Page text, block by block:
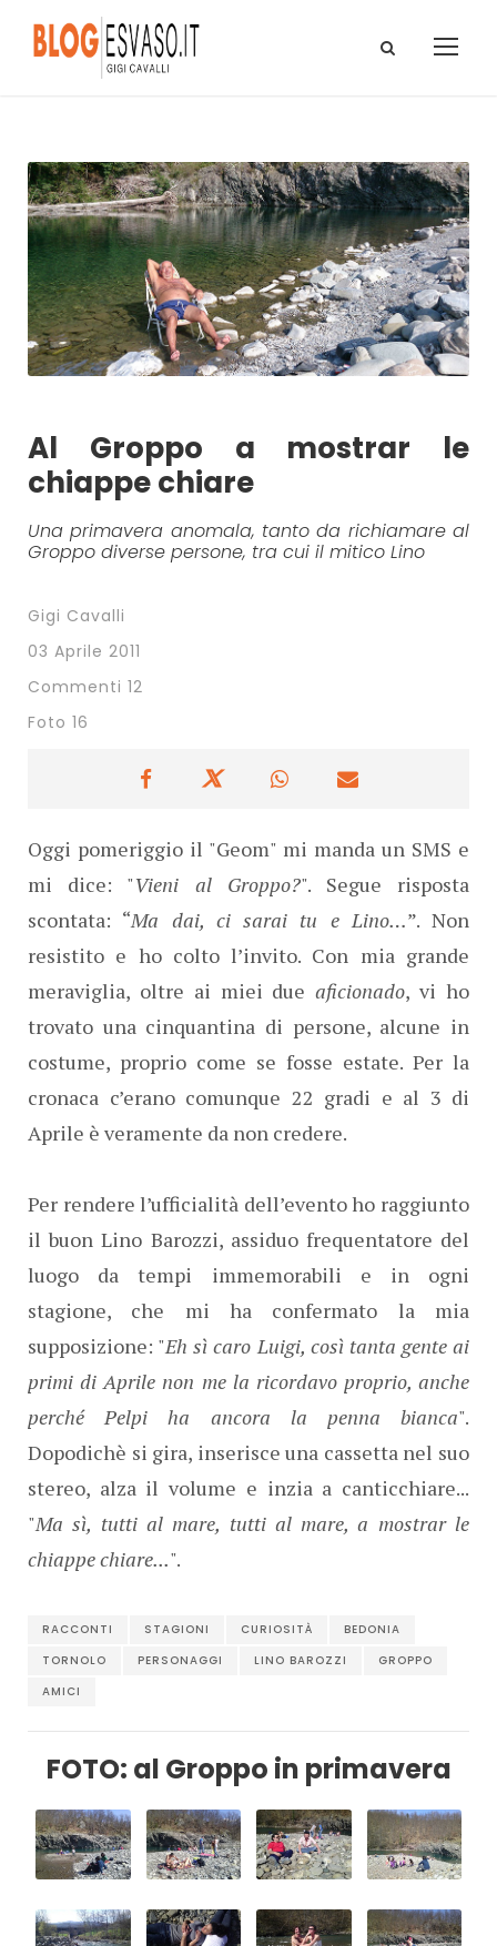
Al Groppo a mostrar le
chiappe chiare
Una primavera anomala, tanto da richiamare al
Groppo diverse persone, tra cui il mitico Lino
Gigi Cavalli
03 Aprile 2011
Commenti 12
Foto 16
Oggi pomeriggio il "Geom" mi manda un SMS e
mi dice: "Vieni al Groppo?". Segue risposta
scontata: “Ma dai, ci sarai tu e Lino…”. Non
resistito e ho colto l’invito. Con mia grande
meraviglia, oltre ai miei dueaficionado, vi ho
trovato una cinquantina di persone, alcune in
costume, proprio come se fosse estate. Per la
cronaca c’erano comunque 22 gradi e al 3 di
Aprile è veramente da non credere.
Per rendere l’ufficialità dell’evento ho raggiunto
il buon Lino Barozzi, assiduo frequentatore del
luogo da tempi immemorabili e in ogni
stagione, che mi ha confermato la mia
supposizione: "Eh sì caro Luigi, così tanta gente ai
primi di Aprile non me la ricordavo proprio, anche
perché Pelpi ha ancora la penna bianca".
Dopodichè si gira, inserisce una cassetta nel suo
stereo, alza il volume e inzia a canticchiare...
"Ma sì, tutti al mare, tutti al mare, a mostrar le
chiappe chiare...".
RACCONTI STAGIONI CURIOSITÀ
BEDONIA
TORNOLO
PERSONAGGI LINO BAROZZI
GROPPO
AMICI
FOTO: al Groppo in primavera